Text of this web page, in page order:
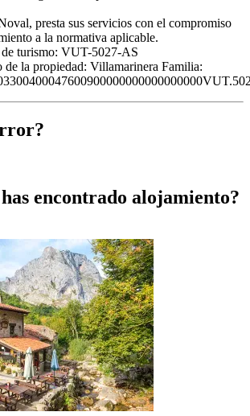
presta sus servicios con el compromiso
a la normativa aplicable.
de turismo: VUT-5027-AS
de la propiedad: Villamarinera Familia:
encontrado alojamiento?